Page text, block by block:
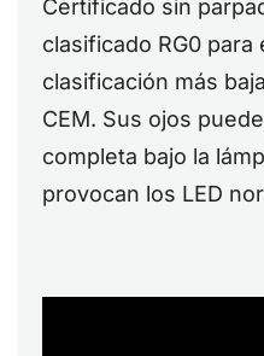
Certificado sin
clasificado RG0
clasificación más
CEM. Sus ojos
completa bajo la
provocan los LED